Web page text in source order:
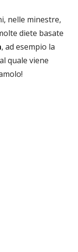
nelle minestre,
diete basate
, ad esempio la
quale viene